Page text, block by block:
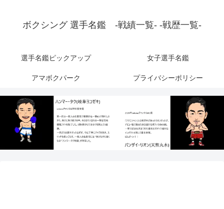
ボクシング 選手名鑑 -戦績一覧- -戦歴一覧-
選手名鑑ピックアップ 女子選手名鑑
アマボクパーク プライバシーポリシー